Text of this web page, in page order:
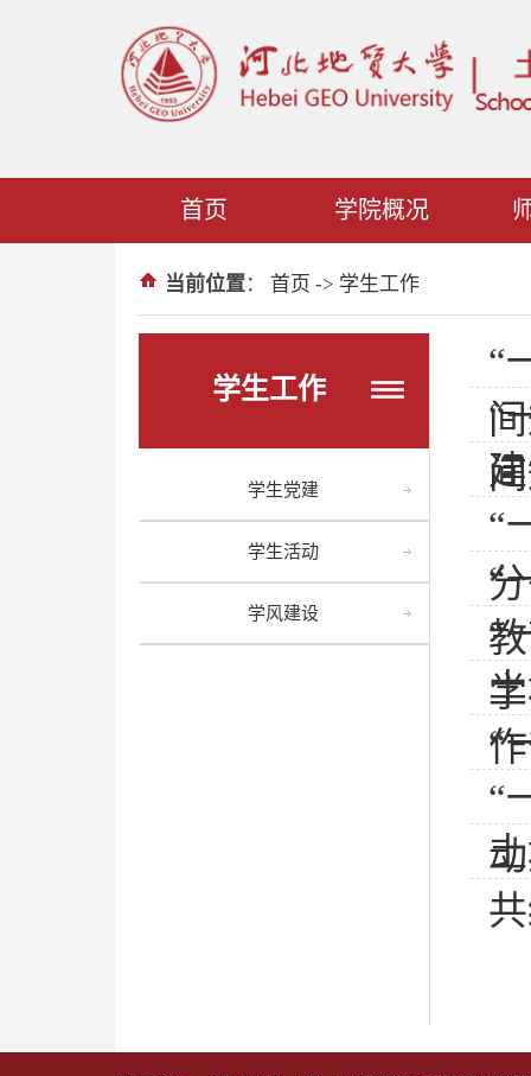
首页 学院概况
当前位置： 首页 -> 学生工作
学生工作
学生党建
学生活动
学风建设
“
“
“
“
“
“
“